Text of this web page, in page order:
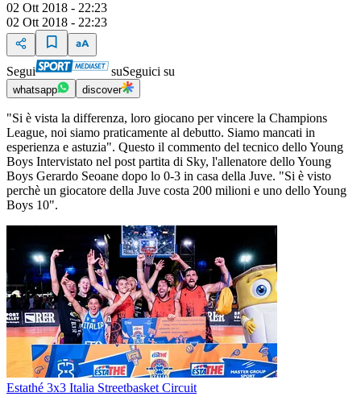
02 Ott 2018 - 22:23
02 Ott 2018 - 22:23
Segui suSeguici su
whatsapp discover
"Si è vista la differenza, loro giocano per vincere la Champions
League, noi siamo praticamente al debutto. Siamo mancati in
esperienza e astuzia". Questo il commento del tecnico dello Young
Boys Intervistato nel post partita di Sky, l'allenatore dello Young
Boys Gerardo Seoane dopo lo 0-3 in casa della Juve. "Si è visto
perchè un giocatore della Juve costa 200 milioni e uno dello Young
Boys 10".
Estathé 3x3 Italia Streetbasket Circuit